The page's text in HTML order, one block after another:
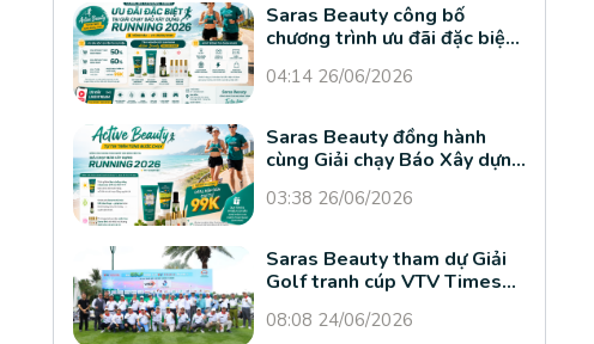
Saras Beauty công bố
chương trình ưu đãi đặc biệt
Running 2026
04:14 26/06/2026
Saras Beauty đồng hành
cùng Giải chạy Báo Xây dựng
03:38 26/06/2026
Saras Beauty tham dự Giải
Golf tranh cúp VTV Times
08:08 24/06/2026